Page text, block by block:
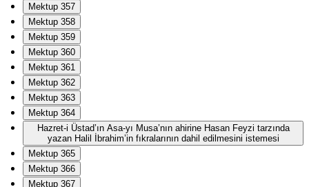
Mektup 357
Mektup 358
Mektup 359
Mektup 360
Mektup 361
Mektup 362
Mektup 363
Mektup 364
Hazret-i Üstad’ın Asa-yı Musa’nın ahirine Hasan Feyzi tarzında
yazan Halil İbrahim’in fıkralarının dahil edilmesini istemesi
Mektup 365
Mektup 366
Mektup 367